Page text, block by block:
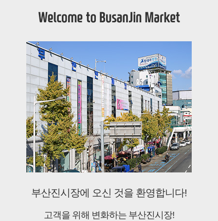
부산진시장에 오신 것을 환영합니다!
고객을 위해 변화하는 부산진시장!